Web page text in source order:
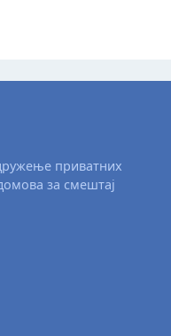
приватних
за смештај